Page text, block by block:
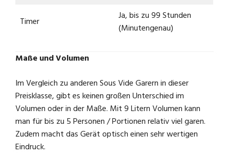
Timer
Ja, bis zu 99 Stunden
(Minutengenau)
Maße und Volumen
Im Vergleich zu anderen Sous Vide Garern in dieser
Preisklasse, gibt es keinen großen Unterschied im
Volumen oder in der Maße. Mit 9 Litern Volumen kann
man für bis zu 5 Personen / Portionen relativ viel garen.
Zudem macht das Gerät optisch einen sehr wertigen
Eindruck.